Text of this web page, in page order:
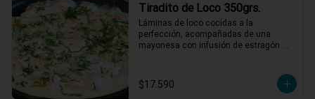
Tiradito de Loco 350grs.
Láminas de loco cocidas a la
perfección, acompañadas de una
mayonesa con infusión de estragón
lleno de sabor y tradición. ¡Un platillo
que no te querrás perder! 🍽️🌿
$17.590